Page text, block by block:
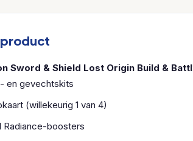
Sword & Shield Lost Origin Build &
en gevechtskits
(willekeurig 1 van 4)
Radiance-boosters